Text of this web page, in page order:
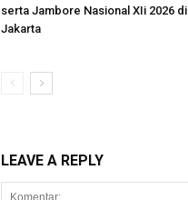
serta Jambore Nasional XIi 2026 di
Jakarta
LEAVE A REPLY